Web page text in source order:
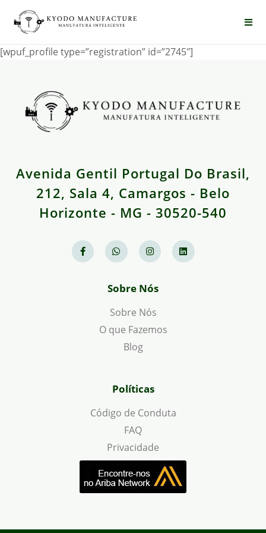
[wpuf_profile type=”registration” id=”2745″]
Avenida Gentil Portugal Do Brasil,
212, Sala 4, Camargos - Belo
Horizonte - MG - 30520-540
Sobre Nós
Sobre Nós
O que Fazemos
Blog
Políticas
Código de Conduta
FAQ
Privacidade